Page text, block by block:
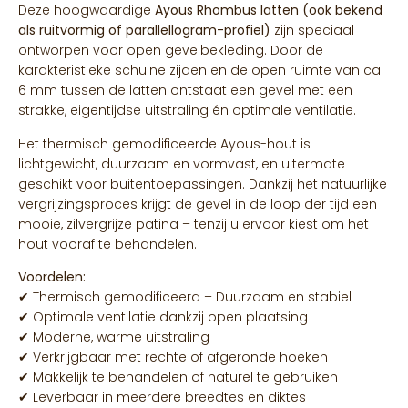
Deze hoogwaardige Ayous Rhombus latten (ook bekend
als ruitvormig of parallellogram-profiel) zijn speciaal
ontworpen voor open gevelbekleding. Door de
karakteristieke schuine zijden en de open ruimte van ca.
6 mm tussen de latten ontstaat een gevel met een
strakke, eigentijdse uitstraling én optimale ventilatie.
Het thermisch gemodificeerde Ayous-hout is
lichtgewicht, duurzaam en vormvast, en uitermate
geschikt voor buitentoepassingen. Dankzij het natuurlijke
vergrijzingsproces krijgt de gevel in de loop der tijd een
mooie, zilvergrijze patina – tenzij u ervoor kiest om het
hout vooraf te behandelen.
Voordelen:
✔ Thermisch gemodificeerd – Duurzaam en stabiel
✔ Optimale ventilatie dankzij open plaatsing
✔ Moderne, warme uitstraling
✔ Verkrijgbaar met rechte of afgeronde hoeken
✔ Makkelijk te behandelen of naturel te gebruiken
✔ Leverbaar in meerdere breedtes en diktes